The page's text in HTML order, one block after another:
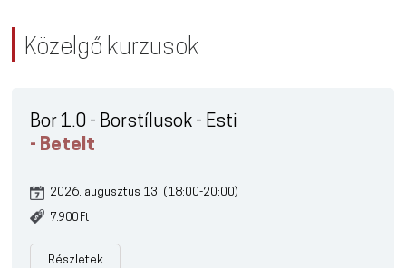
Közelgő kurzusok
Bor 1.0 - Borstílusok - Esti
- Betelt
2026. augusztus 13. (18:00-20:00)
7.900 Ft
Részletek